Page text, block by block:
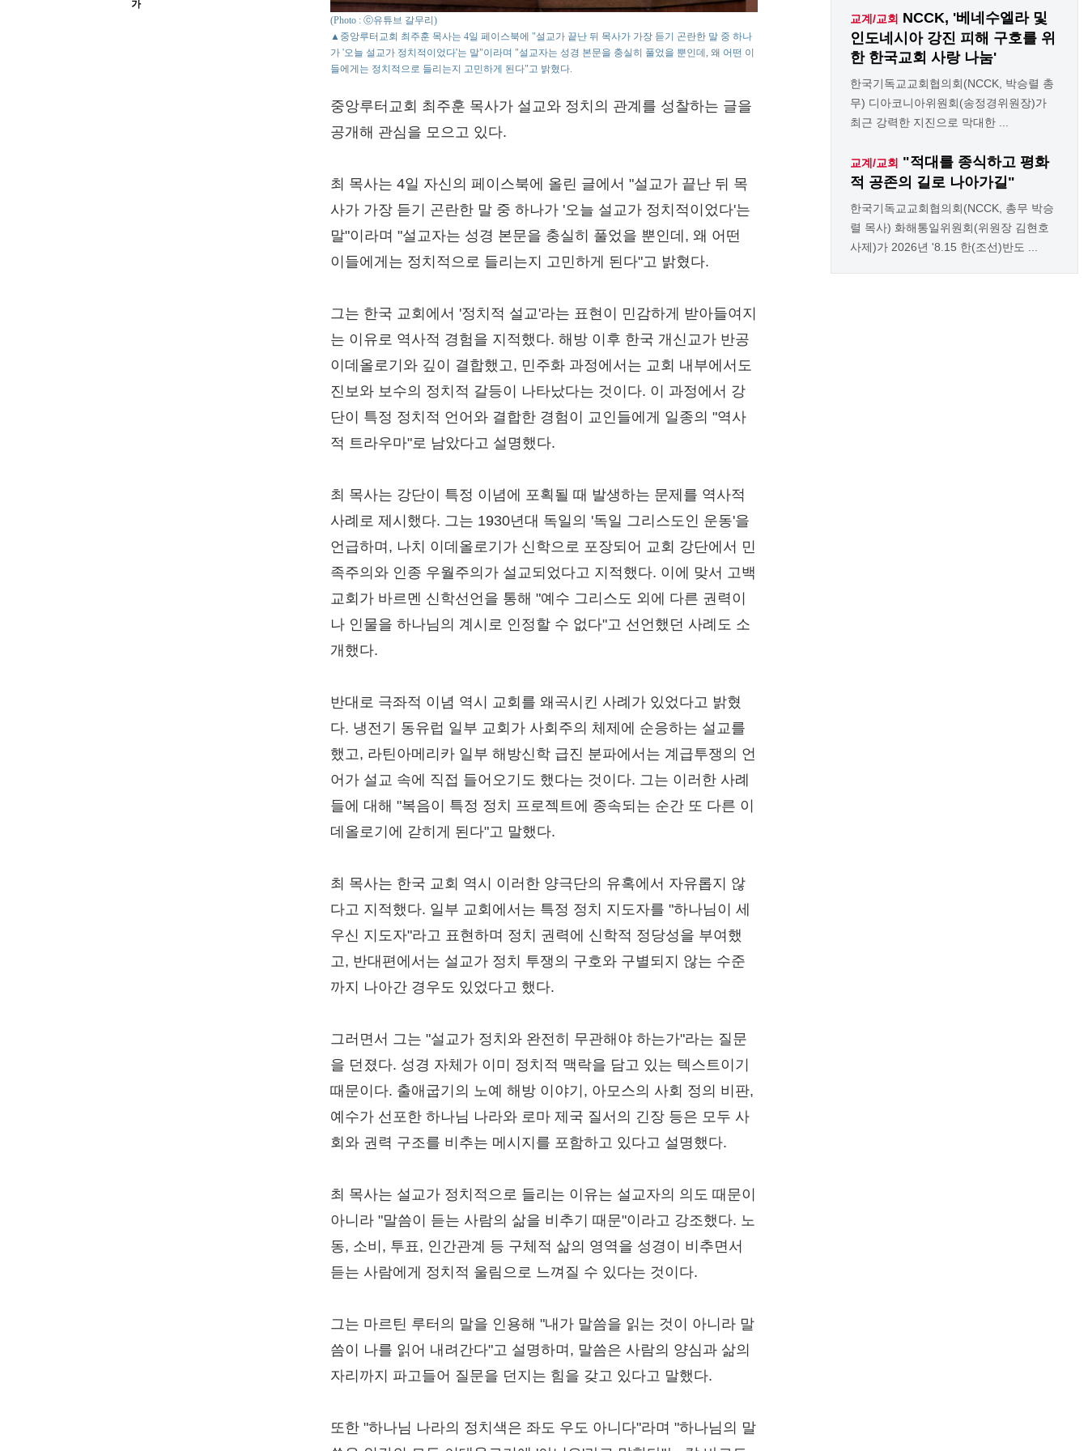
가
(Photo : ⓒ유튜브 갈무리)
▲중앙루터교회 최주훈 목사는 4일 페이스북에 "설교가 끝난 뒤 목사가 가장 듣기 곤란한 말 중 하나
가 '오늘 설교가 정치적이었다'는 말"이라며 "설교자는 성경 본문을 충실히 풀었을 뿐인데, 왜 어떤 이
들에게는 정치적으로 들리는지 고민하게 된다"고 밝혔다.
중앙루터교회 최주훈 목사가 설교와 정치의 관계를 성찰하는 글을
공개해 관심을 모으고 있다.
최 목사는 4일 자신의 페이스북에 올린 글에서 "설교가 끝난 뒤 목
사가 가장 듣기 곤란한 말 중 하나가 '오늘 설교가 정치적이었다'는
말"이라며 "설교자는 성경 본문을 충실히 풀었을 뿐인데, 왜 어떤
이들에게는 정치적으로 들리는지 고민하게 된다"고 밝혔다.
그는 한국 교회에서 '정치적 설교'라는 표현이 민감하게 받아들여지
는 이유로 역사적 경험을 지적했다. 해방 이후 한국 개신교가 반공
이데올로기와 깊이 결합했고, 민주화 과정에서는 교회 내부에서도
진보와 보수의 정치적 갈등이 나타났다는 것이다. 이 과정에서 강
단이 특정 정치적 언어와 결합한 경험이 교인들에게 일종의 "역사
적 트라우마"로 남았다고 설명했다.
최 목사는 강단이 특정 이념에 포획될 때 발생하는 문제를 역사적
사례로 제시했다. 그는 1930년대 독일의 '독일 그리스도인 운동'을
언급하며, 나치 이데올로기가 신학으로 포장되어 교회 강단에서 민
족주의와 인종 우월주의가 설교되었다고 지적했다. 이에 맞서 고백
교회가 바르멘 신학선언을 통해 "예수 그리스도 외에 다른 권력이
나 인물을 하나님의 계시로 인정할 수 없다"고 선언했던 사례도 소
개했다.
반대로 극좌적 이념 역시 교회를 왜곡시킨 사례가 있었다고 밝혔
다. 냉전기 동유럽 일부 교회가 사회주의 체제에 순응하는 설교를
했고, 라틴아메리카 일부 해방신학 급진 분파에서는 계급투쟁의 언
어가 설교 속에 직접 들어오기도 했다는 것이다. 그는 이러한 사례
들에 대해 "복음이 특정 정치 프로젝트에 종속되는 순간 또 다른 이
데올로기에 갇히게 된다"고 말했다.
최 목사는 한국 교회 역시 이러한 양극단의 유혹에서 자유롭지 않
다고 지적했다. 일부 교회에서는 특정 정치 지도자를 "하나님이 세
우신 지도자"라고 표현하며 정치 권력에 신학적 정당성을 부여했
고, 반대편에서는 설교가 정치 투쟁의 구호와 구별되지 않는 수준
까지 나아간 경우도 있었다고 했다.
그러면서 그는 "설교가 정치와 완전히 무관해야 하는가"라는 질문
을 던졌다. 성경 자체가 이미 정치적 맥락을 담고 있는 텍스트이기
때문이다. 출애굽기의 노예 해방 이야기, 아모스의 사회 정의 비판,
예수가 선포한 하나님 나라와 로마 제국 질서의 긴장 등은 모두 사
회와 권력 구조를 비추는 메시지를 포함하고 있다고 설명했다.
최 목사는 설교가 정치적으로 들리는 이유는 설교자의 의도 때문이
아니라 "말씀이 듣는 사람의 삶을 비추기 때문"이라고 강조했다. 노
동, 소비, 투표, 인간관계 등 구체적 삶의 영역을 성경이 비추면서
듣는 사람에게 정치적 울림으로 느껴질 수 있다는 것이다.
그는 마르틴 루터의 말을 인용해 "내가 말씀을 읽는 것이 아니라 말
씀이 나를 읽어 내려간다"고 설명하며, 말씀은 사람의 양심과 삶의
자리까지 파고들어 질문을 던지는 힘을 갖고 있다고 말했다.
또한 "하나님 나라의 정치색은 좌도 우도 아니다"라며 "하나님의 말
교계/교회 NCCK, '베네수엘라 및
인도네시아 강진 피해 구호를 위
한 한국교회 사랑 나눔'
한국기독교교회협의회(NCCK, 박승렬 총
무) 디아코니아위원회(송정경위원장)가
최근 강력한 지진으로 막대한 ...
교계/교회 "적대를 종식하고 평화
적 공존의 길로 나아가길"
한국기독교교회협의회(NCCK, 총무 박승
렬 목사) 화해통일위원회(위원장 김현호
사제)가 2026년 '8.15 한(조선)반도 ...